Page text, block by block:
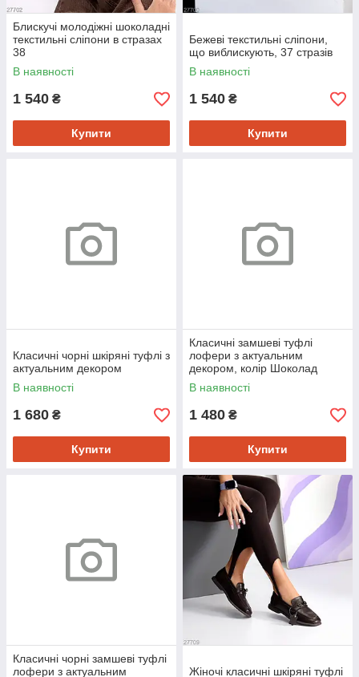
Блискучі молодіжні шоколадні
текстильні сліпони в стразах
38
В наявності
1 540 ₴
Купити
Бежеві текстильні сліпони,
що виблискують, 37 стразів
В наявності
1 540 ₴
Купити
Класичні чорні шкіряні туфлі з
актуальним декором
В наявності
1 680 ₴
Купити
Класичні замшеві туфлі
лофери з актуальним
декором, колір Шоколад
В наявності
1 480 ₴
Купити
Класичні чорні замшеві туфлі
лофери з актуальним
Жіночі класичні шкіряні туфлі